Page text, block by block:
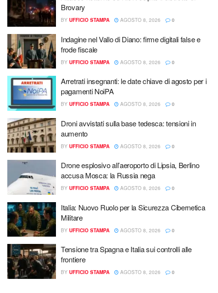
Brovary
BY UFFICIO STAMPA AGOSTO 8, 2026 0
Indagine nel Vallo di Diano: firme digitali false e
frode fiscale
BY UFFICIO STAMPA AGOSTO 8, 2026 0
Arretrati insegnanti: le date chiave di agosto per i
pagamenti NoiPA
BY UFFICIO STAMPA AGOSTO 8, 2026 0
Droni avvistati sulla base tedesca: tensioni in
aumento
BY UFFICIO STAMPA AGOSTO 8, 2026 0
Drone esplosivo all’aeroporto di Lipsia, Berlino
accusa Mosca: la Russia nega
BY UFFICIO STAMPA AGOSTO 8, 2026 0
Italia: Nuovo Ruolo per la Sicurezza Cibernetica
Militare
BY UFFICIO STAMPA AGOSTO 8, 2026 0
Tensione tra Spagna e Italia sui controlli alle
frontiere
BY UFFICIO STAMPA AGOSTO 8, 2026 0